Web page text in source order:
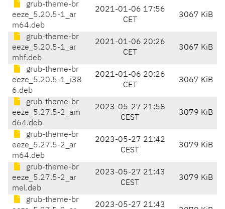
grub-theme-br
eeze_5.20.5-1_ar
m64.deb
2021-01-06 17:56
CET
3067 KiB
grub-theme-br
eeze_5.20.5-1_ar
mhf.deb
2021-01-06 20:26
CET
3067 KiB
grub-theme-br
eeze_5.20.5-1_i38
6.deb
2021-01-06 20:26
CET
3067 KiB
grub-theme-br
eeze_5.27.5-2_am
d64.deb
2023-05-27 21:58
CEST
3079 KiB
grub-theme-br
eeze_5.27.5-2_ar
m64.deb
2023-05-27 21:42
CEST
3079 KiB
grub-theme-br
eeze_5.27.5-2_ar
mel.deb
2023-05-27 21:43
CEST
3079 KiB
grub-theme-br
2023-05-27 21:43